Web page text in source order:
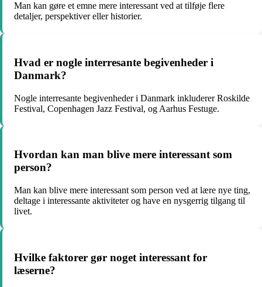
Man kan gøre et emne mere interessant ved at tilføje flere
detaljer, perspektiver eller historier.
Hvad er nogle interresante begivenheder i
Danmark?
Nogle interresante begivenheder i Danmark inkluderer Roskilde
Festival, Copenhagen Jazz Festival, og Aarhus Festuge.
Hvordan kan man blive mere interessant som
person?
Man kan blive mere interessant som person ved at lære nye ting,
deltage i interessante aktiviteter og have en nysgerrig tilgang til
livet.
Hvilke faktorer gør noget interessant for
læserne?